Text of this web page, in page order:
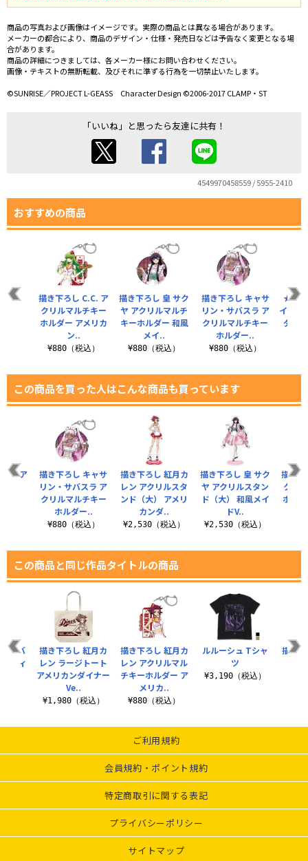
商品の写真および画像はイメージです。実際の商品とは異なる場合があります。
メーカーの都合により、商品のデザイン・仕様・発売日などは予告なく変更となる場
合があります。
商品の詳細につきましては、各メーカー様にお問い合わせください。
画像・テキストの無断転載、及びそれに準ずる行為を一切禁止いたします。
©SUNRISE／PROJECT L-GEASS Character Design ©2006-2017 CLAMP・ST
「いいね」と思ったら友達に共有！
4549970458559 / 5955-2410
おすすめの商品
描き下ろし 皇 サク
ヤ アクリルマルチ
キーホルダー 和風
メイ..
¥880（税込）
描き下ろし キャサ
リン・サバスラ ア
クリルマルチキー
ホルダー..
¥880（税込）
★限
イヤホ
ダス
描き下ろし C.C. ア
クリルマルチキー
ホルダー アメリカ
ン..
¥880（税込）
この商品を買った人はこんな商品も買っています
描き下ろし 紅月カ
レン アクリルスタ
ンド（大） アメリ
カンダ..
¥2,530（税込）
描き下ろし 皇 サク
ヤ アクリルスタン
ド（大） 和風メイ
ドV..
¥2,530（税込）
描き下
クリ
ホル
ア
描き下ろし キャサ
リン・サバスラ ア
クリルマルチキー
ホルダー..
¥880（税込）
この商品と同じ作品タイトルの商品
描き下ろし 紅月カ
レン アクリルマル
チキーホルダー ア
メリカ..
¥880（税込）
ルルーシュ Tシャ
ツ
¥3,190（税込）
描き
サバ
フィ
描き下ろし 紅月カ
レン ラージトート
アメリカンダイナー
Ve..
¥1,980（税込）
ご利用規約
会員規約・ポイント規約
特定商取引に関する表記
プライバシーポリシー
サイトマップ